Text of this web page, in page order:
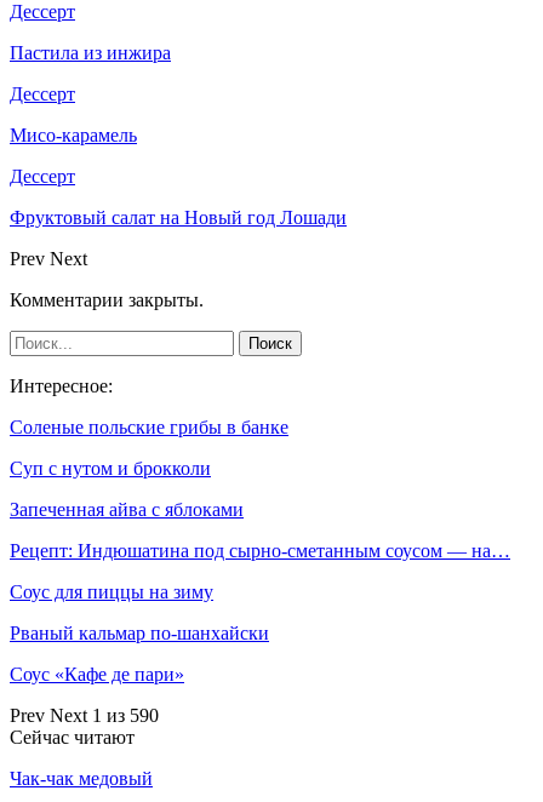
Дессерт
Пастила из инжира
Дессерт
Мисо-карамель
Дессерт
Фруктовый салат на Новый год Лошади
Prev Next
Комментарии закрыты.
Интересное:
Соленые польские грибы в банке
Суп с нутом и брокколи
Запеченная айва с яблоками
Рецепт: Индюшатина под сырно-сметанным соусом — на…
Соус для пиццы на зиму
Рваный кальмар по-шанхайски
Соус «Кафе де пари»
Prev Next 1 из 590
Сейчас читают
Чак-чак медовый